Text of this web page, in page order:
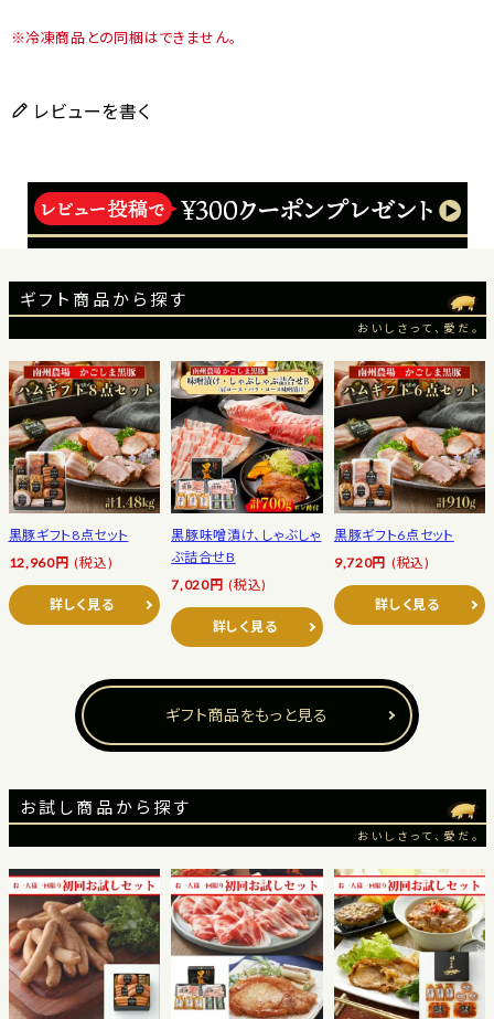
冷凍商品との同梱はできません。
レビューを書く
ギフト商品から探す
おいしさって、愛だ。
黒豚ギフト8点セット
12,960円 (税込)
詳しく見る
黒豚味噌漬け、しゃぶしゃ
ぶ詰合せB
7,020円 (税込)
詳しく見る
黒豚ギフト6点セット
9,720円 (税込)
詳しく見る
ギフト商品をもっと見る
お試し商品から探す
おいしさって、愛だ。